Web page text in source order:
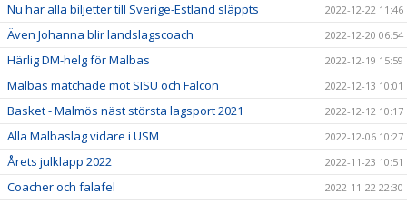
Nu har alla biljetter till Sverige-Estland släppts 2022-12-22 11:46
Även Johanna blir landslagscoach 2022-12-20 06:54
Härlig DM-helg för Malbas 2022-12-19 15:59
Malbas matchade mot SISU och Falcon 2022-12-13 10:01
Basket - Malmös näst största lagsport 2021 2022-12-12 10:17
Alla Malbaslag vidare i USM 2022-12-06 10:27
Årets julklapp 2022 2022-11-23 10:51
Coacher och falafel 2022-11-22 22:30